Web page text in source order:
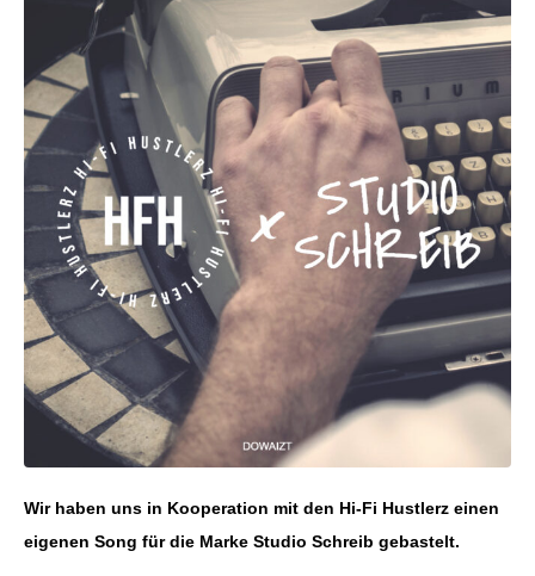
Wir haben uns in Kooperation mit den Hi-Fi Hustlerz einen
eigenen Song für die Marke Studio Schreib gebastelt.